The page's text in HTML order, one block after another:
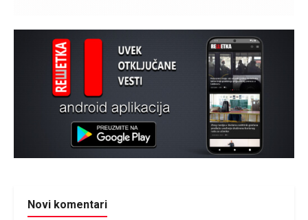
Novi komentari